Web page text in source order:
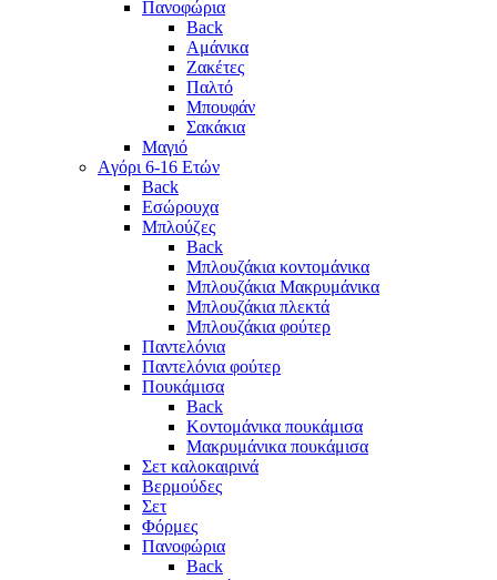
Πανοφώρια
Back
Αμάνικα
Ζακέτες
Παλτό
Μπουφάν
Σακάκια
Μαγιό
Aγόρι 6-16 Ετών
Back
Eσώρουχα
Μπλούζες
Back
Μπλουζάκια κοντομάνικα
Μπλουζάκια Μακρυμάνικα
Μπλουζάκια πλεκτά
Μπλουζάκια φούτερ
Παντελόνια
Παντελόνια φούτερ
Πουκάμισα
Back
Κοντομάνικα πουκάμισα
Μακρυμάνικα πουκάμισα
Σετ καλοκαιρινά
Βερμούδες
Σετ
Φόρμες
Πανοφώρια
Back